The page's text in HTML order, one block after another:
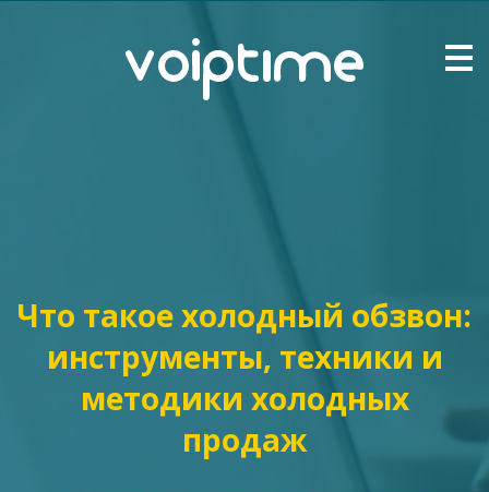
Что такое холодный обзвон:
инструменты, техники и
методики холодных
продаж